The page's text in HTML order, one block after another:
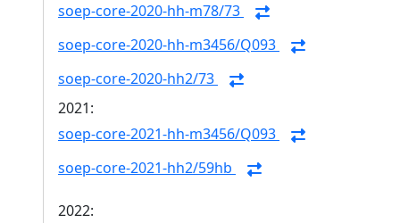
soep-core-2020-hh-m78/73
soep-core-2020-hh-m3456/Q093
soep-core-2020-hh2/73
2021:
soep-core-2021-hh-m3456/Q093
soep-core-2021-hh2/59hb
2022: